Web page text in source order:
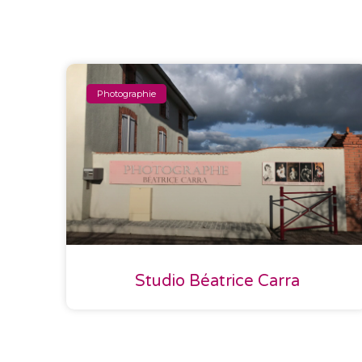
Photographie
Studio Béatrice Carra